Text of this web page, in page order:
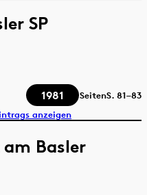
SP
1981 SeitenS. 81–83
anzeigen
Basler